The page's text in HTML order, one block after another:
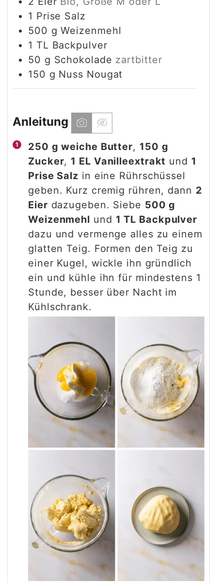
1 Prise Salz
500 g Weizenmehl
1 TL Backpulver
50 g Schokolade zartbitter
150 g Nuss Nougat
Anleitung
250 g weiche Butter, 150 g
Zucker, 1 EL Vanilleextrakt und 1
Prise Salz in eine Rührschüssel
geben. Kurz cremig rühren, dann 2
Eier dazugeben. Siebe 500 g
Weizenmehl und 1 TL Backpulver
dazu und vermenge alles zu einem
glatten Teig. Formen den Teig zu
einer Kugel, wickle ihn gründlich
ein und kühle ihn für mindestens 1
Stunde, besser über Nacht im
Kühlschrank.